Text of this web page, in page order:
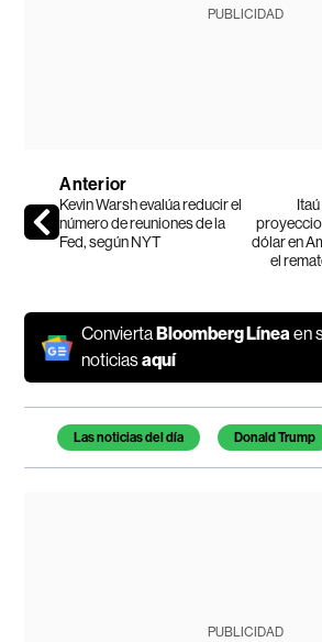
PUBLICIDAD
Anterior
Kevin Warsh evalúa reducir el
número de reuniones de la
Fed, según NYT
dólar en
el
Convierta Bloomberg Líneaen
noticiasaquí
Temas de este artículo
Las noticias del día Donald Trump
PUBLICIDAD